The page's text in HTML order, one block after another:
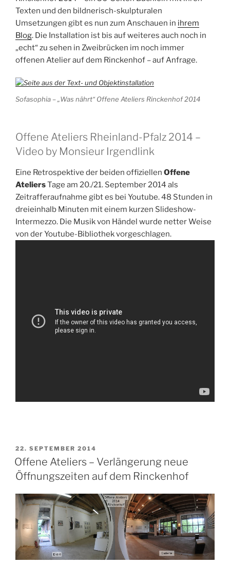
Texten und den bildnerisch-skulpturalen
Umsetzungen gibt es nun zum Anschauen in ihrem
Blog. Die Installation ist bis auf weiteres auch noch in
„echt“ zu sehen in Zweibrücken im noch immer
offenen Atelier auf dem Rinckenhof – auf Anfrage.
Sofasophia – „Was nährt“ Offene Ateliers Rinckenhof 2014
Offene Ateliers Rheinland-Pfalz 2014 –
Video by Monsieur Irgendlink
Eine Retrospektive der beiden offiziellen Offene
AteliersTage am 20./21. September 2014 als
Zeitrafferaufnahme gibt es bei Youtube. 48 Stunden in
dreieinhalb Minuten mit einem kurzen Slideshow-
Intermezzo. Die Musik von Händel wurde netter Weise
von der Youtube-Bibliothek vorgeschlagen.
VERÖFFENTLICHT
AM
22. SEPTEMBER 2014
Offene Ateliers – Verlängerung neue
Öffnungszeiten auf dem Rinckenhof